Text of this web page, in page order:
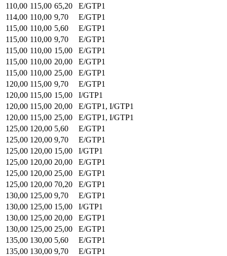
110,00 115,00 65,20
E/GTP1
114,00 110,00 9,70
E/GTP1
115,00 110,00 5,60
E/GTP1
115,00 110,00 9,70
E/GTP1
115,00 110,00 15,00
E/GTP1
115,00 110,00 20,00
E/GTP1
115,00 110,00 25,00
E/GTP1
120,00 115,00 9,70
E/GTP1
120,00 115,00 15,00
I/GTP1
120,00 115,00 20,00
E/GTP1, I/GTP1
120,00 115,00 25,00
E/GTP1, I/GTP1
125,00 120,00 5,60
E/GTP1
125,00 120,00 9,70
E/GTP1
125,00 120,00 15,00
I/GTP1
125,00 120,00 20,00
E/GTP1
125,00 120,00 25,00
E/GTP1
125,00 120,00 70,20
E/GTP1
130,00 125,00 9,70
E/GTP1
130,00 125,00 15,00
I/GTP1
130,00 125,00 20,00
E/GTP1
130,00 125,00 25,00
E/GTP1
135,00 130,00 5,60
E/GTP1
135,00 130,00 9,70
E/GTP1